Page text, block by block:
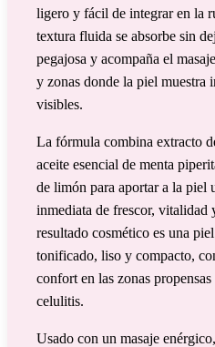
ligero y fácil de integrar en la
textura fluida se absorbe sin
pegajosa y acompaña el
y zonas donde la piel muestra
visibles.
La fórmula combina extracto
aceite esencial de menta
de limón para aportar a la piel
inmediata de frescor, vitalidad
resultado cosmético es una
tonificado, liso y compacto,
confort en las zonas
celulitis.
Usado con un masaje